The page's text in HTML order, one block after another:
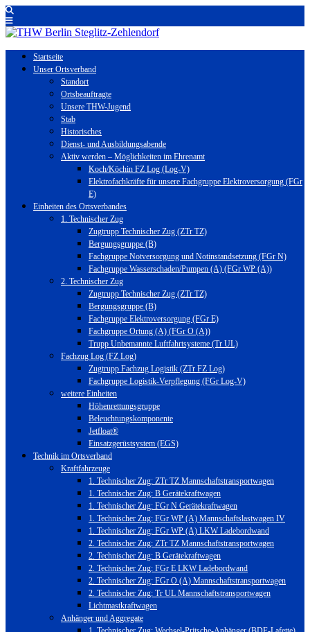
Startseite
Unser Ortsverband
Standort
Ortsbeauftragte
Unsere THW-Jugend
Stab
Historisches
Dienst- und Ausbildungsabende
Aktiv werden – Möglichkeiten im Ehrenamt
Koch/Köchin FZ Log (Log-V)
Elektrofachkräfte für unsere Fachgruppe Elektroversorgung (FGr
E)
Einheiten des Ortsverbandes
1. Technischer Zug
Zugtrupp Technischer Zug (ZTr TZ)
Bergungsgruppe (B)
Fachgruppe Notversorgung und Notinstandsetzung (FGr N)
Fachgruppe Wasserschaden/Pumpen (A) (FGr WP (A))
2. Technischer Zug
Zugtrupp Technischer Zug (ZTr TZ)
Bergungsgruppe (B)
Fachgruppe Elektroversorgung (FGr E)
Fachgruppe Ortung (A) (FGr O (A))
Trupp Unbemannte Luftfahrtsysteme (Tr UL)
Fachzug Log (FZ Log)
Zugtrupp Fachzug Logistik (ZTr FZ Log)
Fachgruppe Logistik-Verpflegung (FGr Log-V)
weitere Einheiten
Höhenrettungsgruppe
Beleuchtungskomponente
Jetfloat®
Einsatzgerüstsystem (EGS)
Technik im Ortsverband
Kraftfahrzeuge
1. Technischer Zug: ZTr TZ Mannschaftstransportwagen
1. Technischer Zug: B Gerätekraftwagen
1. Technischer Zug: FGr N Gerätekraftwagen
1. Technischer Zug: FGr WP (A) Mannschaftslastwagen IV
1. Technischer Zug: FGr WP (A) LKW Ladebordwand
2. Technischer Zug: ZTr TZ Mannschaftstransportwagen
2. Technischer Zug: B Gerätekraftwagen
2. Technischer Zug: FGr E LKW Ladebordwand
2. Technischer Zug: FGr O (A) Mannschaftstransportwagen
2. Technischer Zug: Tr UL Mannschaftstransportwagen
Lichtmastkraftwagen
Anhänger und Aggregate